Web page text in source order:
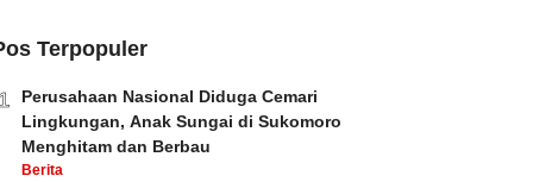
Terpopuler
Perusahaan Nasional Diduga Cemari
Lingkungan, Anak Sungai di Sukomoro
Menghitam dan Berbau
Berita